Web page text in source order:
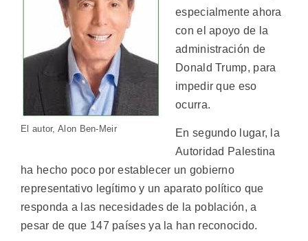
El autor, Alon Ben-Meir
especialmente ahora
con el apoyo de la
administración de
Donald Trump, para
impedir que eso
ocurra.
En segundo lugar, la
Autoridad Palestina
ha hecho poco por establecer un gobierno
representativo legítimo y un aparato político que
responda a las necesidades de la población, a
pesar de que 147 países ya la han reconocido.